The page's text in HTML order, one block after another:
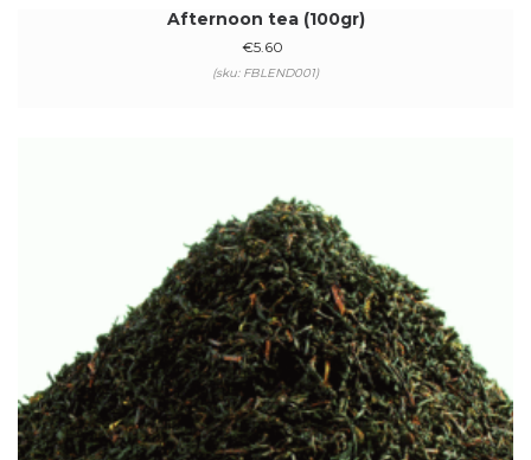
Afternoon tea (100gr)
€5.60
(sku: FBLEND001)